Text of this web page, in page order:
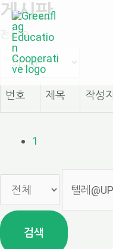
콘
텐
로
게시판
전체 9
번호 제목 작성
1
검색